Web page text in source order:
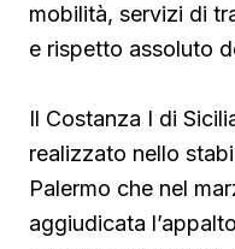
mobilità, servizi di
e rispetto assoluto
Il Costanza I di
realizzato nello
Palermo che nel
aggiudicata